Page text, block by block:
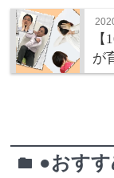
が
folder ●おす